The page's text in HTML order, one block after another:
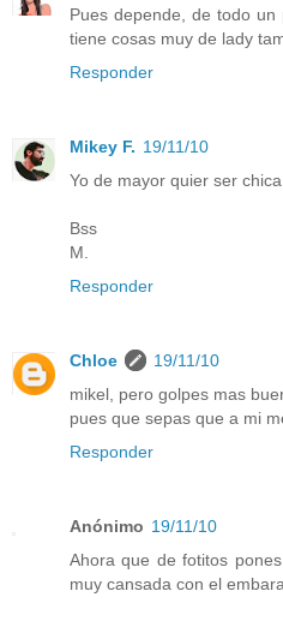
Pues depende, de todo
tiene cosas muy de lady
Responder
Mikey F. 19/11/10
Yo de mayor quier ser
Bss
M.
Responder
Chloe
19/11/10
mikel, pero golpes mas
pues que sepas que a mi
Responder
Anónimo 19/11/10
Ahora que de fotitos
muy cansada con el